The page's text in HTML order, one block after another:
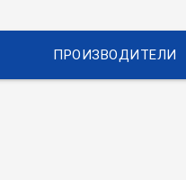
ПРОИЗВОДИТЕЛИ